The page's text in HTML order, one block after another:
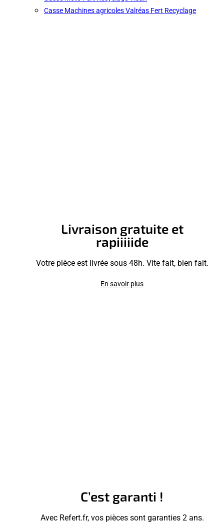
Casse Machines agricoles Valréas Fert Recyclage
Livraison gratuite et
rapiiiiide
Votre pièce est livrée sous 48h. Vite fait, bien fait.
En savoir plus
C’est garanti !
Avec Refert.fr, vos pièces sont garanties 2 ans.